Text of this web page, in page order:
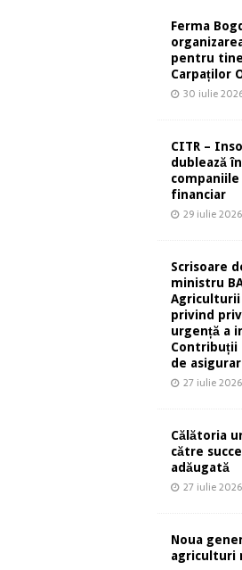
Ferma
pentru
Carpaților
30 iulie
CITR –
dublează
financiar
29 iulie 2026
Scrisoare
ministru
Agriculturii
privind
urgență a
Contribuții
de
27 iulie 2026
Călătoria
către
adăugată
27 iulie 2026
Noua
agriculturi